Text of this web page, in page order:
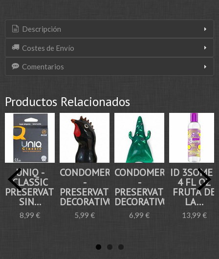
Descripción
Costes de Envío
Comentarios
Productos Relacionados
UNIQ -
CLASSIC
PRESERVATIVOS
SIN...
8,99 €
CONDOMERIE
-
PRESERVATIVO
DECORATIVO...
5,99 €
CONDOMERIE
-
PRESERVATIVO
DECORATIVO...
6,99 €
ID 3SOME -
4 FL OZ
FRUTA DE
LA...
13,99 €